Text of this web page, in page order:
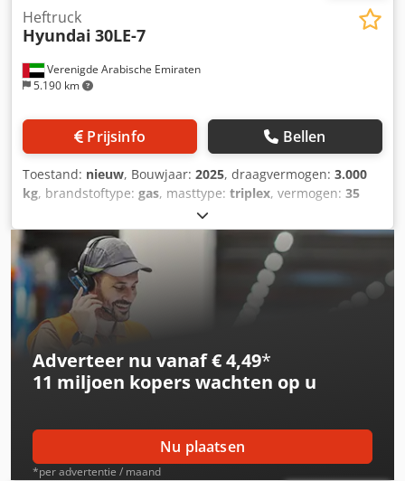
Verenigde Arabische Emiraten
5.190 km
Heftruck
Hyundai 30LE-7
Prijsinfo Bellen
Toestand: nieuw, Bouwjaar: 2025, draagvermogen: 3.000
kg, brandstoftype: gas, masttype: triplex, vermogen: 35
, motorfabrikant:
overbrenging:overig, Motorinhoud: 2.488 cc Codpjy Tykvjfx
Af Rsha
Adverteer nu vanaf € 4,49*
11 miljoen koperswachten op u
Nu plaatsen
*per advertentie / maand